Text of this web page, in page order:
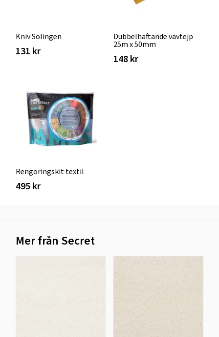
Kniv Solingen
131 kr
Dubbelhäftande vävtejp
25m x 50mm
148 kr
Rengöringskit textil
495 kr
Mer från Secret